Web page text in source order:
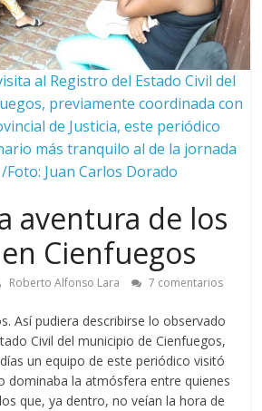
al Registro del Estado Civil del
previamente coordinada con
de Justicia, este periódico
más tranquilo al de la jornada
Juan Carlos Dorado
aventura de los
Cienfuegos
Roberto Alfonso Lara 7 comentarios
Así pudiera describirse lo observado
Civil del municipio de Cienfuegos,
un equipo de este periódico visitó
dominaba la atmósfera entre quienes
que, ya dentro, no veían la hora de